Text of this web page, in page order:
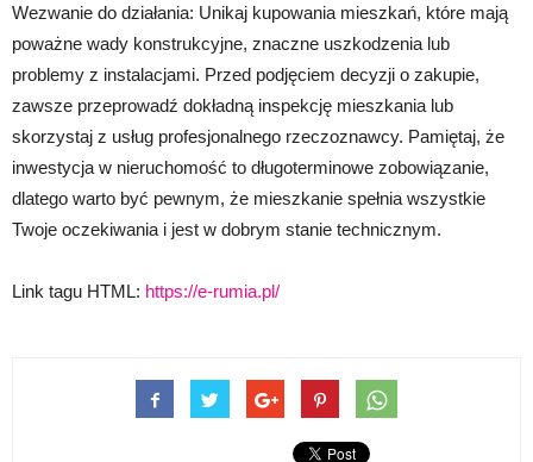
Wezwanie do działania: Unikaj kupowania mieszkań, które mają
poważne wady konstrukcyjne, znaczne uszkodzenia lub
problemy z instalacjami. Przed podjęciem decyzji o zakupie,
zawsze przeprowadź dokładną inspekcję mieszkania lub
skorzystaj z usług profesjonalnego rzeczoznawcy. Pamiętaj, że
inwestycja w nieruchomość to długoterminowe zobowiązanie,
dlatego warto być pewnym, że mieszkanie spełnia wszystkie
Twoje oczekiwania i jest w dobrym stanie technicznym.
Link tagu HTML: https://e-rumia.pl/